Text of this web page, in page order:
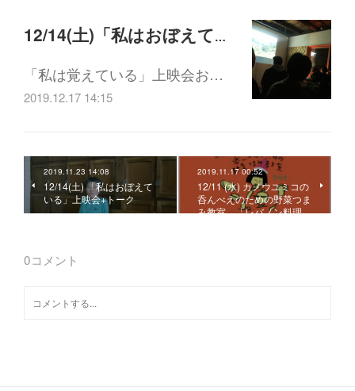
12/14(土)「私はおぼえている」イベントレポート
「私は覚えている」上映会お…
2019.12.17 14:15
2019.11.23 14:08
12/14(土) 「私はおぼえて
いる」上映会+トーク
2019.11.17 00:52
12/11 (水) カノウユミコの
呑んべえのための野菜つま
み教室 「レバノン料理…
0コメント